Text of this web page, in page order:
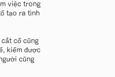
việc trong
tạo ra tình
cổ cũng
kiếm được
cũng